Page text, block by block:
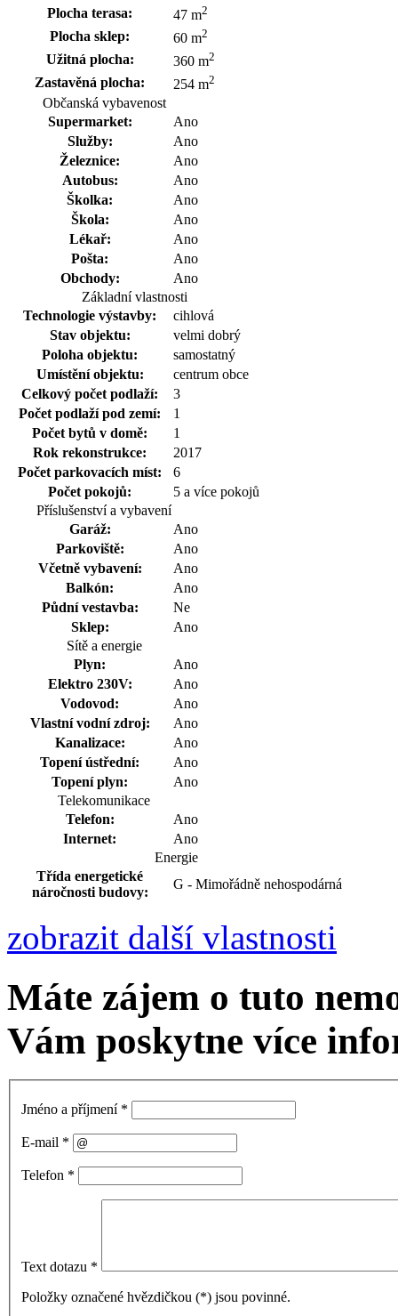
Plocha terasa: 47 m2
Plocha sklep: 60 m2
Užitná plocha: 360 m2
Zastavěná plocha: 254 m2
Občanská vybavenost
Supermarket:
Ano
Služby:
Ano
Železnice:
Ano
Autobus:
Ano
Školka:
Ano
Škola:
Ano
Lékař:
Ano
Pošta:
Ano
Obchody:
Ano
Základní vlastnosti
Technologie výstavby:
cihlová
Stav objektu:
velmi dobrý
Poloha objektu:
samostatný
Umístění objektu:
centrum obce
Celkový počet podlaží:
3
Počet podlaží pod zemí:
1
Počet bytů v domě:
1
Rok rekonstrukce:
2017
Počet parkovacích míst:
6
Počet pokojů:
5 a více pokojů
Příslušenství a vybavení
Garáž:
Ano
Parkoviště:
Ano
Včetně vybavení:
Ano
Balkón:
Ano
Půdní vestavba:
Ne
Sklep:
Ano
Sítě a energie
Plyn:
Ano
Elektro 230V:
Ano
Vodovod:
Ano
Vlastní vodní zdroj:
Ano
Kanalizace:
Ano
Topení ústřední:
Ano
Topení plyn:
Ano
Telekomunikace
Telefon:
Ano
Internet:
Ano
Energie
Třída energetické
náročnosti budovy:
G - Mimořádně nehospodárná
zobrazit další vlastnosti
Máte zájem o tuto
Vám poskytne více
Jméno a příjmení *
E-mail *
Telefon *
Text dotazu *
Položky označené hvězdičkou (*) jsou povinné.